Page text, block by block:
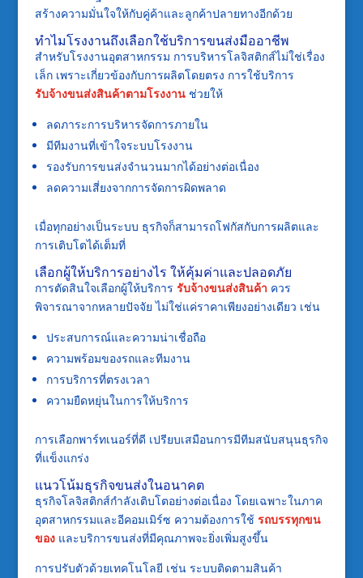
สร้างความมั่นใจให้กับคู่ค้าและลูกค้าปลายทางอีกด้วย
ทำไมโรงงานถึงเลือกใช้บริการขนส่งมืออาชีพ
สำหรับโรงงานอุตสาหกรรม การบริหารโลจิสติกส์ไม่ใช่เรื่อง
เล็ก เพราะเกี่ยวข้องกับการผลิตโดยตรง การใช้บริการ
รับจ้างขนส่งสินค้าตามโรงงานช่วยให้
ลดภาระการบริหารจัดการภายใน
มีทีมงานที่เข้าใจระบบโรงงาน
รองรับการขนส่งจำนวนมากได้อย่างต่อเนื่อง
ลดความเสี่ยงจากการจัดการผิดพลาด
เมื่อทุกอย่างเป็นระบบ ธุรกิจก็สามารถโฟกัสกับการผลิตและ
การเติบโตได้เต็มที่
เลือกผู้ให้บริการอย่างไร ให้คุ้มค่าและปลอดภัย
การตัดสินใจเลือกผู้ให้บริการ รับจ้างขนส่งสินค้า ควร
พิจารณาจากหลายปัจจัย ไม่ใช่แค่ราคาเพียงอย่างเดียว เช่น
ประสบการณ์และความน่าเชื่อถือ
ความพร้อมของรถและทีมงาน
การบริการที่ตรงเวลา
ความยืดหยุ่นในการให้บริการ
การเลือกพาร์ทเนอร์ที่ดี เปรียบเสมือนการมีทีมสนับสนุนธุรกิจ
ที่แข็งแกร่ง
แนวโน้มธุรกิจขนส่งในอนาคต
ธุรกิจโลจิสติกส์กำลังเติบโตอย่างต่อเนื่อง โดยเฉพาะในภาค
อุตสาหกรรมและอีคอมเมิร์ซ ความต้องการใช้ รถบรรทุกขน
ของและบริการขนส่งที่มีคุณภาพจะยิ่งเพิ่มสูงขึ้น
การปรับตัวด้วยเทคโนโลยี เช่น ระบบติดตามสินค้า